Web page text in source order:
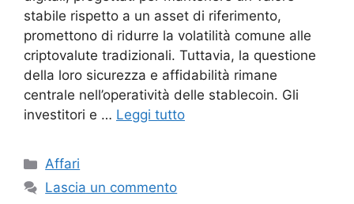
stabile rispetto a un asset di riferimento,
promettono di ridurre la volatilità comune alle
criptovalute tradizionali. Tuttavia, la questione
della loro sicurezza e affidabilità rimane
centrale nell’operatività delle stablecoin. Gli
investitori e … Leggi tutto
Categorie
Affari
Lascia un commento